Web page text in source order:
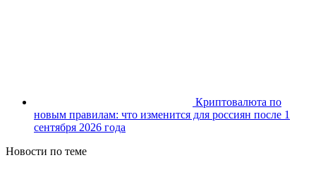
Криптовалюта по
новым правилам: что изменится для россиян после 1
сентября 2026 года
Новости по теме